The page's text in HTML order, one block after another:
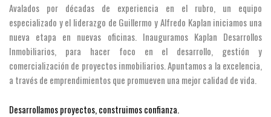
Avalados por décadas de experiencia en el rubro, un equipo
especializado y el liderazgo de Guillermo y Alfredo Kaplan iniciamos una
nueva etapa en nuevas oficinas. Inauguramos Kaplan Desarrollos
Inmobiliarios, para hacer foco en el desarrollo, gestión y
comercialización de proyectos inmobiliarios. Apuntamos a la excelencia,
a través de emprendimientos que promueven una mejor calidad de vida.
Desarrollamos proyectos, construimos confianza.